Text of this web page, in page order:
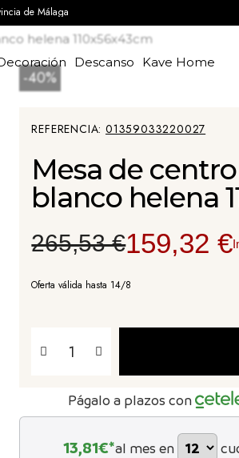
de Málaga
Descanso Kave Home
helena 110x56x43cm
-40%
REFERENCIA 01359033220027
Mesa de
blanco helena
265,53 €159,32 €
Oferta válida hasta 14/8
Págalo a plazos con
13,81€*al mes en